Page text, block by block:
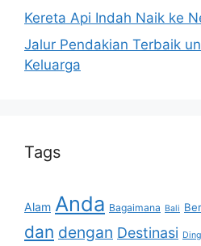
Kereta Api Indah Naik ke
Jalur Pendakian Terbaik
Keluarga
Tags
Alam Anda Bagaimana Bali
dan dengan Destinasi